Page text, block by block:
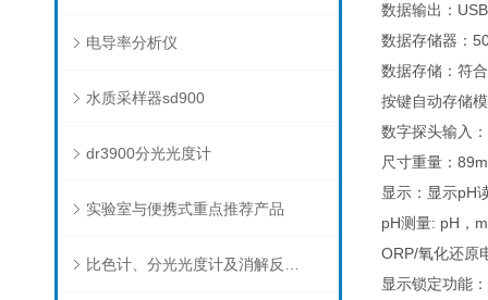
电导率分析仪
水质采样器sd900
dr3900分光光度计
实验室与便携式重点推荐产品
数据输出：
数据存储器：
数据存储：符
按键自动存储
数字探头输入
尺寸重量：
显示：显示pH
pH测量: pH，
ORP/氧化还原
显示锁定功能